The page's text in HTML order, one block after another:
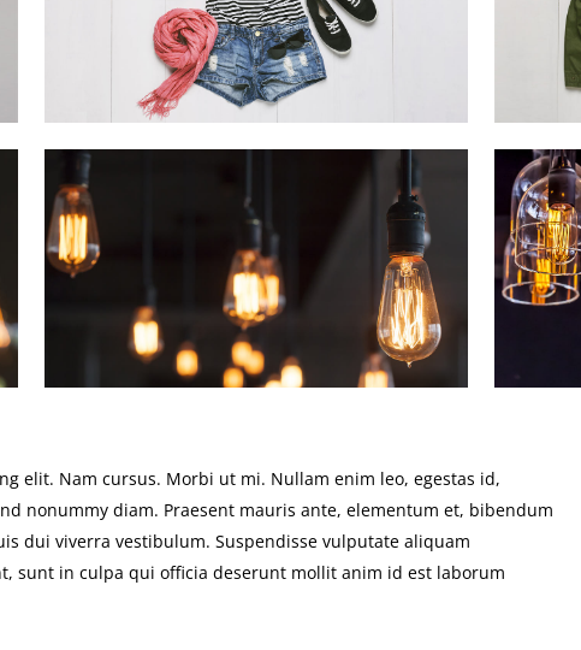
elit. Nam cursus. Morbi ut mi. Nullam enim leo, egestas id,
nonummy diam. Praesent mauris ante, elementum et, bibendum
dui viverra vestibulum. Suspendisse vulputate aliquam
sunt in culpa qui officia deserunt mollit anim id est laborum